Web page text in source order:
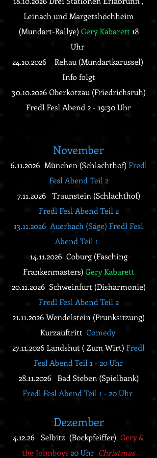
Leinach und Margetshöchheim
(Mundart-Rallye) Gery Kabarett 18
Uhr
24.10.2026 Rehau (Mundartkarussel)
Info folgt
30.10.2026 Oberkotzau (Friedrichsruh)
Fredl Fesl Abend 2 - 19:30 Uhr
November
6.11.2026 München (Schlachthof) Fredl
Fesl Abend Teil 2
7.11.2026 Traunstein (Schlachthof)
Fredl Fesl Abend Teil 2
13.11.2026 Auerbach (Säge) Fredl Fesl
Abend Teil 1
14.11.2026 Coburg (Fasching
Frankenmasters) Gery Kabarett
20.11.2026 Schweinfurt (Disharmonie)
Fredl Fesl Abend Teil 2
21.11.2026 Wendelstein (Prunksitzung)
Kurzauftritt Comedy
27.11.2026 Landshut ( Zum Wirt) Fredl
Fesl Abend Teil 1 - 20 Uhr
28.11.2026 Bad Steben (Spielbank)
Fredl Fesl Abend Teil 1 - 20 Uhr
Dezember
4.12.26 Selbitz (Bockpfeiffer) Gery &
the Johnboys 20 Uhr Christmas